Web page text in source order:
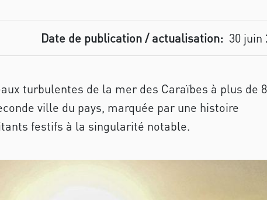
Date de publication / actualisation: 30 juin
turbulentes de la mer des Caraïbes à plus de
ville du pays, marquée par une histoire
festifs à la singularité notable.